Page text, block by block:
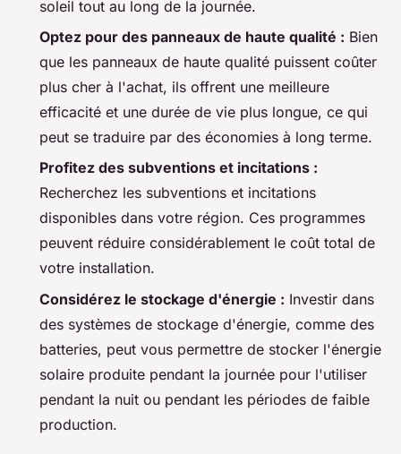
soleil tout au long de la journée.
Optez pour des panneaux de haute qualité : Bien
que les panneaux de haute qualité puissent coûter
plus cher à l'achat, ils offrent une meilleure
efficacité et une durée de vie plus longue, ce qui
peut se traduire par des économies à long terme.
Profitez des subventions et incitations :
Recherchez les subventions et incitations
disponibles dans votre région. Ces programmes
peuvent réduire considérablement le coût total de
votre installation.
Considérez le stockage d'énergie : Investir dans
des systèmes de stockage d'énergie, comme des
batteries, peut vous permettre de stocker l'énergie
solaire produite pendant la journée pour l'utiliser
pendant la nuit ou pendant les périodes de faible
production.